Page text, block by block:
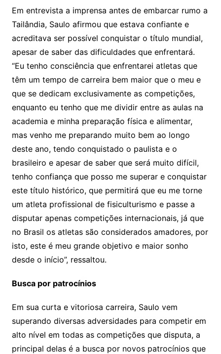
Em entrevista a imprensa antes de embarcar rumo a
Tailândia, Saulo afirmou que estava confiante e
acreditava ser possível conquistar o título mundial,
apesar de saber das dificuldades que enfrentará.
“Eu tenho consciência que enfrentarei atletas que
têm um tempo de carreira bem maior que o meu e
que se dedicam exclusivamente as competições,
enquanto eu tenho que me dividir entre as aulas na
academia e minha preparação física e alimentar,
mas venho me preparando muito bem ao longo
deste ano, tendo conquistado o paulista e o
brasileiro e apesar de saber que será muito difícil,
tenho confiança que posso me superar e conquistar
este título histórico, que permitirá que eu me torne
um atleta profissional de fisiculturismo e passe a
disputar apenas competições internacionais, já que
no Brasil os atletas são considerados amadores, por
isto, este é meu grande objetivo e maior sonho
desde o início”, ressaltou.
Busca por patrocínios
Em sua curta e vitoriosa carreira, Saulo vem
superando diversas adversidades para competir em
alto nível em todas as competições que disputa, a
principal delas é a busca por novos patrocínios que